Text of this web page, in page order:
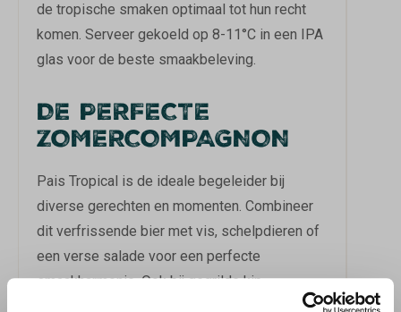
de tropische smaken optimaal tot hun recht
komen. Serveer gekoeld op 8-11°C in een IPA
glas voor de beste smaakbeleving.
DE PERFECTE
ZOMERCOMPAGNON
Pais Tropical is de ideale begeleider bij
diverse gerechten en momenten. Combineer
dit verfrissende bier met vis, schelpdieren of
een verse salade voor een perfecte
smaakharmonie. Ook bij gegrilde kip,